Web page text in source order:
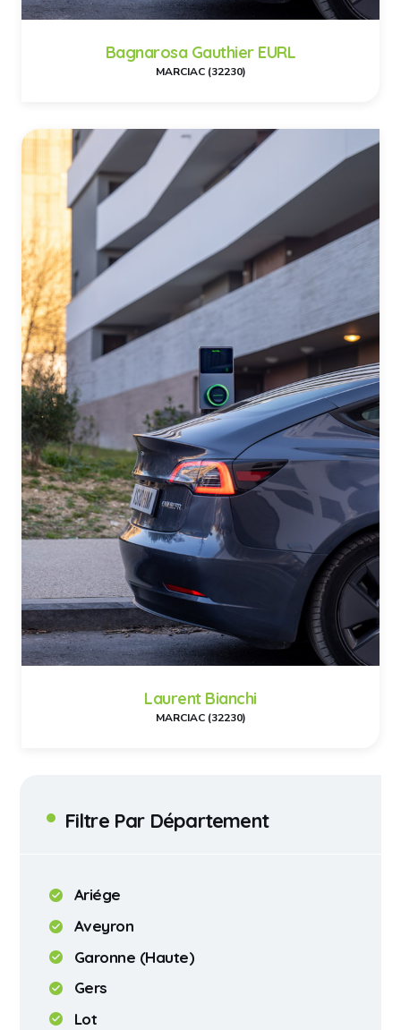
Filtre Par Département
Ariége
Aveyron
Garonne (Haute)
Gers
Lot
Bagnarosa Gauthier EURL
MARCIAC (32230)
Laurent Bianchi
MARCIAC (32230)